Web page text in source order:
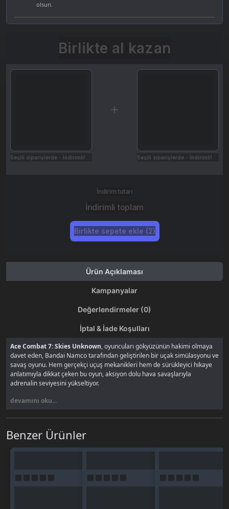
olsun.
Birlikte al kazan
Seçili siparişlerde - İndirimli! Seçili siparişlerde - İndirimli!
İndirim tutarı
İndirimli toplam
Birlikte sepete ekle (2)
Ürün Açıklaması
Kampanyalar
Değerlendirmeler (0)
İptal & İade Koşulları
Ace Combat 7: Skies Unknown, oyuncuları gökyüzünün hakimi olmaya
davet eden, Bandai Namco tarafından geliştirilen bir uçak simülasyonu ve
savaş oyunu. Hem gerçekçi uçuş mekanikleri hem de sürükleyici hikaye
anlatımıyla dikkat çeken bu oyun, aksiyon dolu hava savaşlarıyla
adrenalin seviyesini yükseltiyor.
devamını oku...
Benzer Ürünler